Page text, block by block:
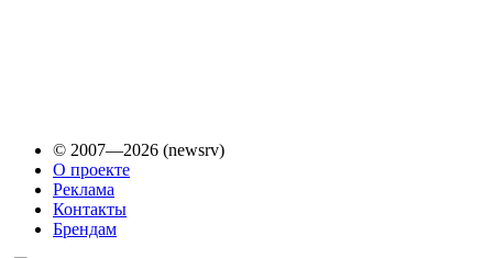
© 2007—2026 (newsrv)
О проекте
Реклама
Контакты
Брендам